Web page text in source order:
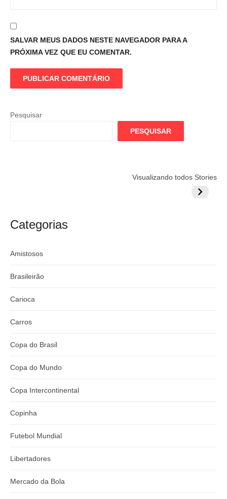
SALVAR MEUS DADOS NESTE NAVEGADOR PARA A
PRÓXIMA VEZ QUE EU COMENTAR.
Pesquisar
PESQUISAR
Visualizando todos Stories
argentino
do
Categorias
Amistosos
Brasileirão
Carioca
Carros
Copa do Brasil
Copa do Mundo
Copa Intercontinental
Copinha
Futebol Mundial
Libertadores
Mercado da Bola